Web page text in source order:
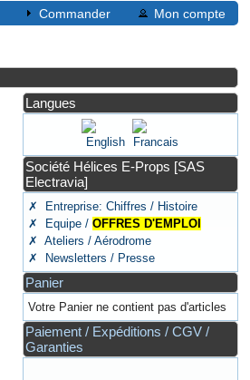
Commander Mon compte
Langues
Société Hélices E-Props [SAS
Electravia]
✗ Entreprise: Chiffres / Histoire
✗ Equipe /OFFRES D'EMPLOI
✗ Ateliers / Aérodrome
✗ Newsletters / Presse
Panier
Votre Panier ne contient pas d'articles
Paiement / Expéditions / CGV /
Garanties